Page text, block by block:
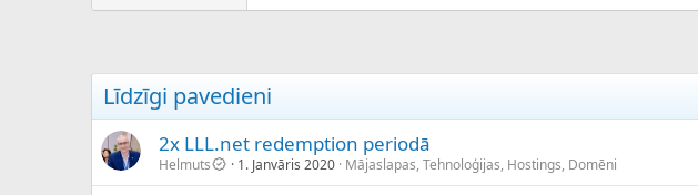
Līdzīgi pavedieni
2x LLL.net redemption periodā
Helmuts 1. Janvāris 2020 Mājaslapas, Tehnoloģijas, Hostings, Domēni